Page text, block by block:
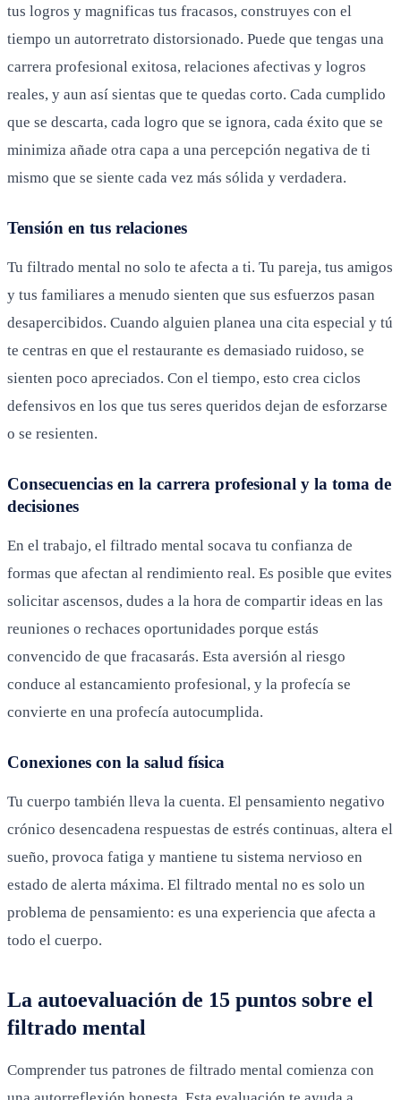
tus logros y magnificas tus fracasos, construyes con el
tiempo un autorretrato distorsionado. Puede que tengas una
carrera profesional exitosa, relaciones afectivas y logros
reales, y aun así sientas que te quedas corto. Cada cumplido
que se descarta, cada logro que se ignora, cada éxito que se
minimiza añade otra capa a una percepción negativa de ti
mismo que se siente cada vez más sólida y verdadera.
Tensión en tus relaciones
Tu filtrado mental no solo te afecta a ti. Tu pareja, tus amigos
y tus familiares a menudo sienten que sus esfuerzos pasan
desapercibidos. Cuando alguien planea una cita especial y tú
te centras en que el restaurante es demasiado ruidoso, se
sienten poco apreciados. Con el tiempo, esto crea ciclos
defensivos en los que tus seres queridos dejan de esforzarse
o se resienten.
Consecuencias en la carrera profesional y la toma de
decisiones
En el trabajo, el filtrado mental socava tu confianza de
formas que afectan al rendimiento real. Es posible que evites
solicitar ascensos, dudes a la hora de compartir ideas en las
reuniones o rechaces oportunidades porque estás
convencido de que fracasarás. Esta aversión al riesgo
conduce al estancamiento profesional, y la profecía se
convierte en una profecía autocumplida.
Conexiones con la salud física
Tu cuerpo también lleva la cuenta. El pensamiento negativo
crónico desencadena respuestas de estrés continuas, altera el
sueño, provoca fatiga y mantiene tu sistema nervioso en
estado de alerta máxima. El filtrado mental no es solo un
problema de pensamiento: es una experiencia que afecta a
todo el cuerpo.
La autoevaluación de 15 puntos sobre el
filtrado mental
Comprender tus patrones de filtrado mental comienza con